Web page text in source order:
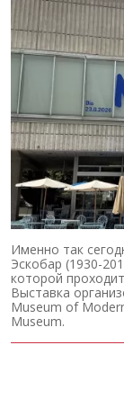
Именно так
Эскобар (1930-
которой
Выставка
Museum of
Museum.